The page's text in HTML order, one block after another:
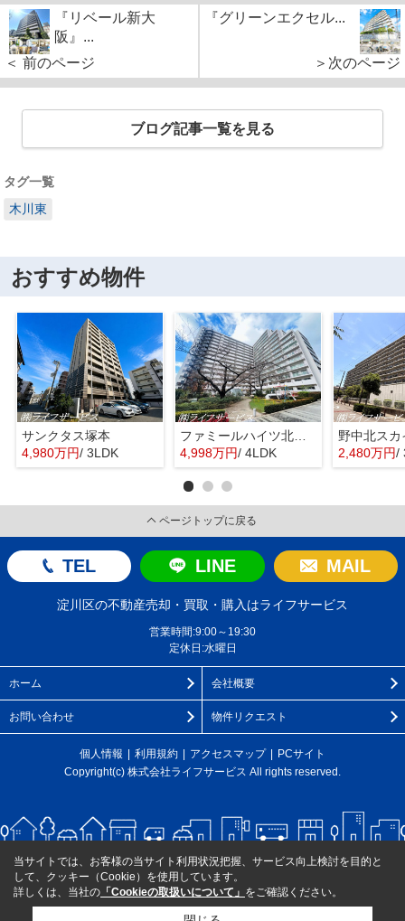
『リベール新大
阪』...
＜ 前のページ
『グリーンエクセル...
＞次のページ
ブログ記事一覧を見る
タグ一覧
木川東
おすすめ物件
サンクタス塚本
4,980万円/ 3LDK
ファミールハイツ北大阪４号棟
4,998万円/ 4LDK
野中北スカ
2,480万円/
ページトップに戻る
TEL LINE MAIL
淀川区の不動産売却・買取・購入はライフサービス
営業時間:9:00～19:30
定休日:水曜日
ホーム 会社概要
お問い合わせ 物件リクエスト
個人情報 利用規約 アクセスマップ
PCサイト
Copyright(c) 株式会社ライフサービス All rights reserved.
当サイトでは、お客様の当サイト利用状況把握、サービス向上検討を目的と
して、クッキー（Cookie）を使用しています。
詳しくは、当社の 「Cookieの取扱いについて」 をご確認ください。